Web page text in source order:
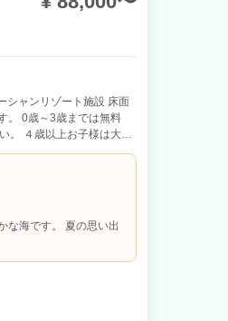
シャンリゾート施設 床面
0歳～3歳までは無料
。 ４歳以上お子様は大人
します。） 目の前はすぐ
る海岸線 オーシャンビュ
です。 都心から少し離
だきました。 １F 36帖の
。こちらでBBQを楽しん
らは三浦半島、富士山を
ード可）ご希望のお客様
【BBQ用夕食食材セッ
な海です。 夏の思い出